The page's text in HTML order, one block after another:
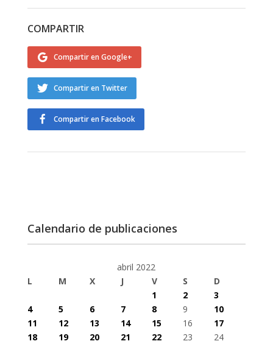
COMPARTIR
Compartir en Google+
Compartir en Twitter
Compartir en Facebook
Calendario de publicaciones
abril 2022
L
M X J V S
D
1
2
3
4
5 6 7 8 9
10
11
12 13 14 15 16
17
18
19 20 21 22 23
24